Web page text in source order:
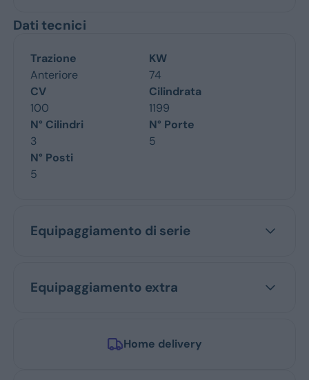
Dati tecnici
Trazione
Anteriore
KW
74
CV
100
Cilindrata
1199
N° Cilindri
3
N° Porte
5
N° Posti
5
Equipaggiamento di serie
Equipaggiamento extra
Home delivery